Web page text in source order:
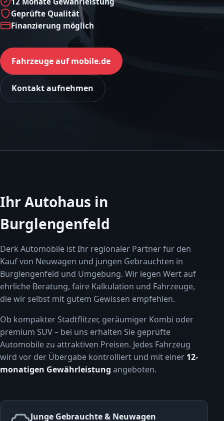
Geprüfte Qualität
Finanzierung möglich
Fahrzeuge auf mobile.de
Kontakt aufnehmen
Ihr Autohaus in
Burglengenfeld
Derk Automobile ist Ihr regionaler Partner für den
Kauf von Neuwagen und jungen Gebrauchten in
Burglengenfeld und Umgebung. Wir legen Wert auf
ehrliche Beratung, faire Kalkulation und Fahrzeuge,
die wir selbst mit gutem Gewissen empfehlen.
Ob kompakter Stadtflitzer, geräumiger Kombi oder
premium SUV – bei uns erhalten Sie geprüfte
Automobile zu attraktiven Preisen. Jedes Fahrzeug
wird vor der Übergabe kontrolliert und mit einer 12-
monatigen Gewährleistung angeboten.
Junge Gebrauchte & Neuwagen